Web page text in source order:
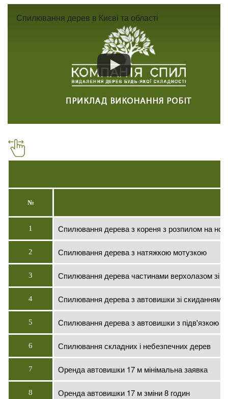
Спилювання дерев в Києві та області
№
1 Спилювання дерева з кореня з розпилом на
2 Спилювання дерева з натяжкою мотузкою
3 Спилювання дерева частинами верхолазом зі
4 Спилювання дерева з автовишки зі скиданням
5 Спилювання дерева з автовишки з підв'язкою
6 Спилювання складних і небезпечних дерев
7 Оренда автовишки 17 м мінімальна заявка
8 Оренда автовишки 17 м зміни 8 годин